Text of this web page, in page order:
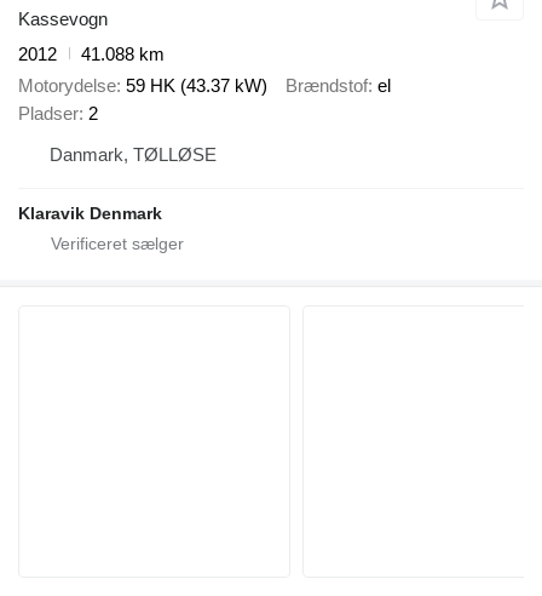
Kassevogn
2012
41.088 km
Motorydelse 59 HK (43.37 kW) Brændstof el
Pladser 2
Danmark, TØLLØSE
Klaravik Denmark